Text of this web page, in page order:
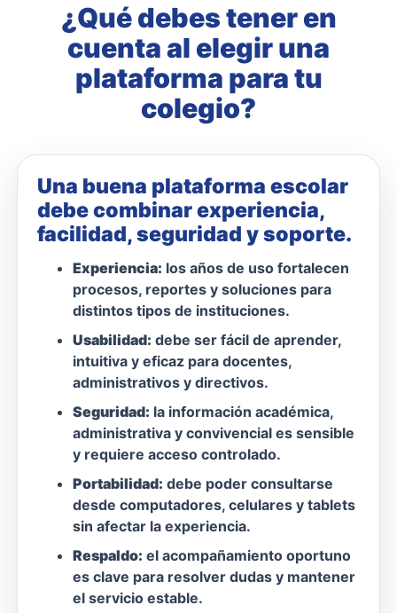
¿Qué debes tener en
cuenta al elegir una
plataforma para tu
colegio?
Una buena plataforma escolar
debe combinar experiencia,
facilidad, seguridad y soporte.
Experiencia: los años de uso fortalecen
procesos, reportes y soluciones para
distintos tipos de instituciones.
Usabilidad: debe ser fácil de aprender,
intuitiva y eficaz para docentes,
administrativos y directivos.
Seguridad: la información académica,
administrativa y convivencial es sensible
y requiere acceso controlado.
Portabilidad: debe poder consultarse
desde computadores, celulares y tablets
sin afectar la experiencia.
Respaldo: el acompañamiento oportuno
es clave para resolver dudas y mantener
el servicio estable.